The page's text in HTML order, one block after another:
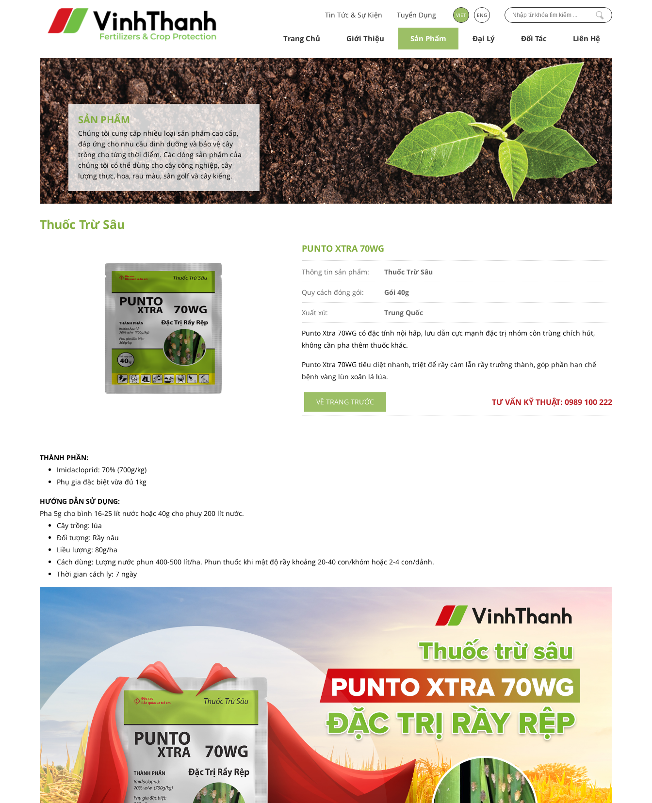
VIET ENG
Tin Tức & Sự Kiện Tuyển Dụng
Trang Chủ Giới Thiệu Sản Phẩm Đại Lý Đối Tác Liên Hệ
SẢN PHẨM
Chúng tôi cung cấp nhiều loại sản phẩm cao cấp,
đáp ứng cho nhu cầu dinh dưỡng và bảo vệ cây
trồng cho từng thời điểm. Các dòng sản phẩm của
chúng tôi có thể dùng cho cây công nghiệp, cây
lượng thực, hoa, rau màu, sân golf và cây kiểng.
Thuốc Trừ Sâu
PUNTO XTRA 70WG
Thông tin sản phẩm: Thuốc Trừ Sâu
Quy cách đóng gói: Gói 40g
Xuất xứ: Trung Quốc
Punto Xtra 70WG có đặc tính nội hấp, lưu dẫn cực mạnh đặc trị nhóm côn trùng chích hút,
không cần pha thêm thuốc khác.
Punto Xtra 70WG tiêu diệt nhanh, triệt để rầy cám lẫn rầy trưởng thành, góp phần hạn chế
bệnh vàng lùn xoăn lá lúa.
VỀ TRANG TRƯỚC TƯ VẤN KỸ THUẬT: 0989 100 222
THÀNH PHẦN:
Imidacloprid: 70% (700g/kg)
Phụ gia đặc biệt vừa đủ 1kg
HƯỚNG DẪN SỬ DỤNG:
Pha 5g cho bình 16-25 lít nước hoặc 40g cho phuy 200 lít nước.
Cây trồng: lúa
Đối tượng: Rầy nâu
Liều lượng: 80g/ha
Cách dùng: Lượng nước phun 400-500 lít/ha. Phun thuốc khi mật độ rầy khoảng 20-40 con/khóm hoặc 2-4 con/dảnh.
Thời gian cách ly: 7 ngày